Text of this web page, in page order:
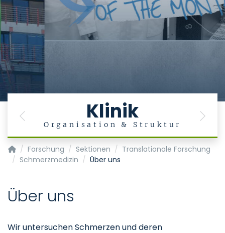
Klinik
Organisation & Struktur
Previous Next
Klinik für Anästhesiologie - KOPIE
Forschung Sektionen
Translationale Forschung
Schmerzmedizin
Über uns
Über uns
Wir untersuchen Schmerzen und deren